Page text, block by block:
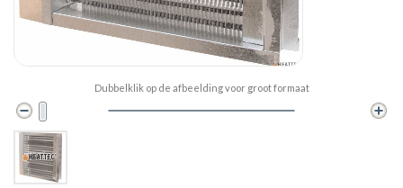
Dubbelklik op de afbeelding voor groot formaat